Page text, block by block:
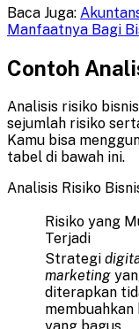
Baca Juga:
Manfaatnya Bagi
Contoh
Analisis risiko
sejumlah risiko
Kamu bisa
tabel di bawah ini.
Analisis Risiko
Risiko yang
Terjadi
Strategi
marketing
diterapkan
membuahkan